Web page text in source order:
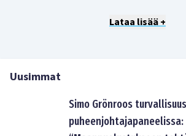
Lataa lisää +
Uusimmat
Simo Grönroos
puheenjohtajapaneelissa: